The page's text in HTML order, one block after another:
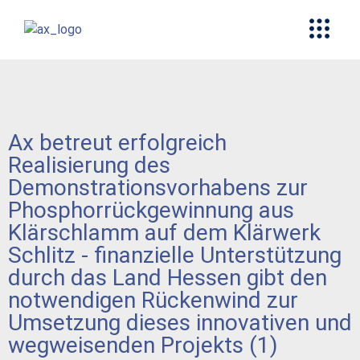
Ax betreut erfolgreich
Realisierung des
Demonstrationsvorhabens zur
Phosphorrückgewinnung aus
Klärschlamm auf dem Klärwerk
Schlitz - finanzielle Unterstützung
durch das Land Hessen gibt den
notwendigen Rückenwind zur
Umsetzung dieses innovativen und
wegweisenden Projekts (1)